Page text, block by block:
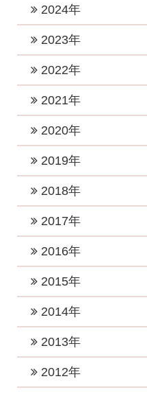
2026年5月 (1)
2026年4月 (1)
2026年3月 (1)
2026年2月 (1)
2025年11月 (1)
2025年9月 (1)
2025年8月 (1)
2025年6月 (2)
2025年5月 (1)
2025年2月 (2)
2025年1月 (2)
2024年
2024年12月 (2)
2024年10月 (1)
2024年9月 (2)
2024年8月 (1)
2024年6月 (3)
2024年4月 (2)
2024年3月 (2)
2024年2月 (1)
2023年
2023年12月 (1)
2023年8月 (2)
2023年7月 (2)
2023年5月 (1)
2023年4月 (2)
2023年2月 (2)
2023年1月 (5)
2022年
2022年12月 (1)
2022年10月 (1)
2022年8月 (1)
2022年7月 (4)
2022年6月 (1)
2022年4月 (1)
2022年3月 (1)
2022年2月 (2)
2022年1月 (2)
2021年
2021年11月 (4)
2021年8月 (2)
2021年7月 (1)
2021年6月 (4)
2021年5月 (1)
2021年2月 (2)
2021年1月 (3)
2020年
2020年12月 (2)
2020年10月 (2)
2020年8月 (3)
2020年7月 (2)
2020年5月 (2)
2020年3月 (4)
2020年2月 (1)
2020年1月 (4)
2019年
2019年12月 (2)
2019年10月 (3)
2019年7月 (3)
2019年5月 (1)
2019年4月 (2)
2019年2月 (4)
2019年1月 (3)
2018年
2018年12月 (2)
2018年10月 (1)
2018年8月 (3)
2018年7月 (1)
2018年6月 (2)
2018年4月 (2)
2017年
2017年12月 (3)
2017年10月 (4)
2017年9月 (4)
2017年8月 (3)
2017年7月 (6)
2016年
2016年12月 (4)
2016年10月 (4)
2016年9月 (3)
2016年8月 (3)
2015年
2015年12月 (2)
2015年10月 (1)
2015年9月 (1)
2014年
2014年12月 (2)
2014年4月 (1)
2013年
2013年11月 (1)
2012年